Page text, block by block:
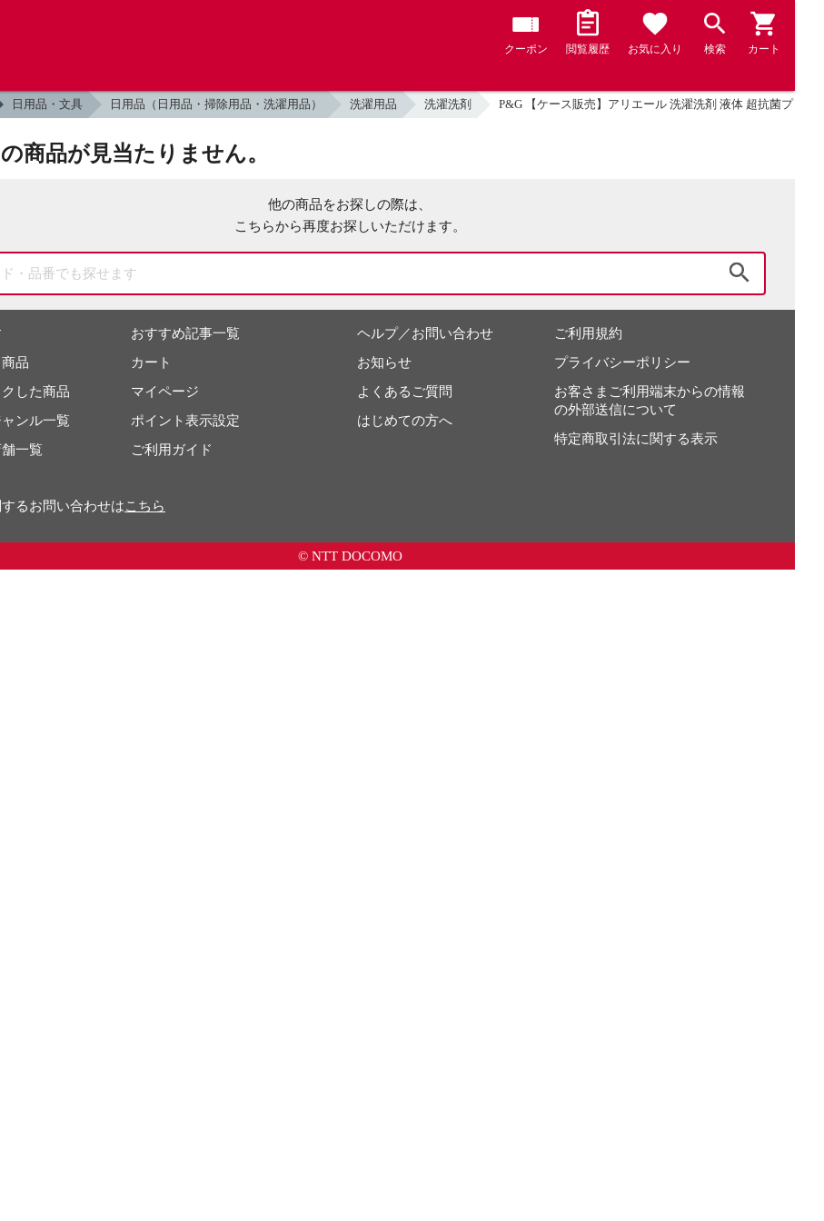
クーポン 閲覧履歴 お気に入り 検索 カート
日用品・文具 日用品（日用品・掃除用品・洗濯用品） 洗濯用品 洗濯洗剤 P&G 【ケース販売】アリエール 洗濯洗剤 液体 超抗菌プレ
商品が見当たりません。
他の商品をお探しの際は、
こちらから再度お探しいただけます。
品
した商品
ンル一覧
一覧
おすすめ記事一覧
カート
マイページ
ポイント表示設定
ご利用ガイド
ヘルプ／お問い合わせ
お知らせ
よくあるご質問
はじめての方へ
ご利用規約
プライバシーポリシー
お客さまご利用端末からの情報
の外部送信について
特定商取引法に関する表示
るお問い合わせはこちら
© NTT DOCOMO